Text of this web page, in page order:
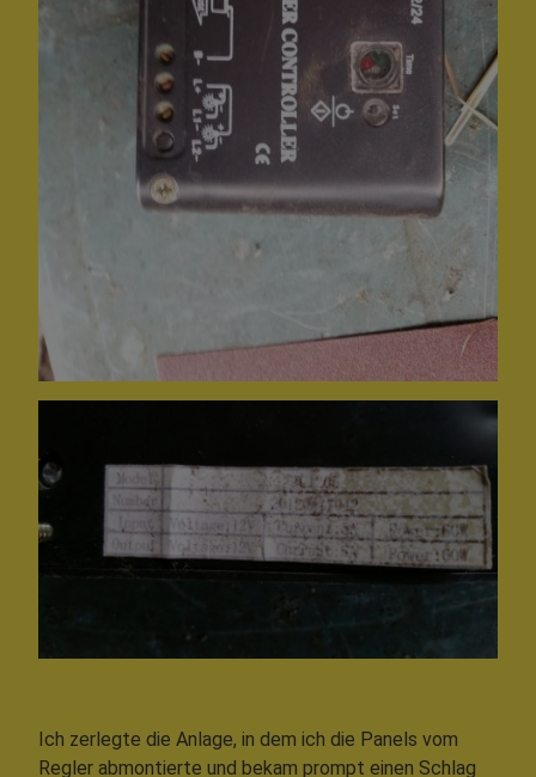
Ich zerlegte die Anlage, in dem ich die Panels vom
Regler abmontierte und bekam prompt einen Schlag